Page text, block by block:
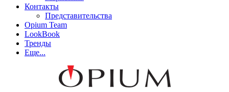
Контакты
Представительства
Opium Team
LookBook
Тренды
Еще...